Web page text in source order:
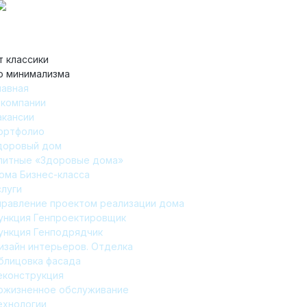
классики
минимализма
дом
«Здоровые дома»
Бизнес-класса
проектом реализации дома
Генпроектировщик
Генподрядчик
интерьеров. Отделка
фасада
обслуживание